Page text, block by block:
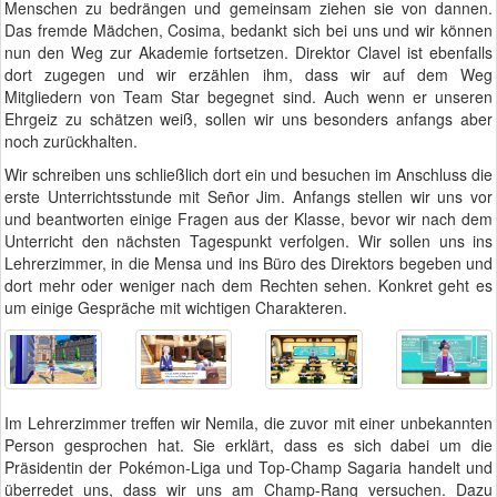
Menschen zu bedrängen und gemeinsam ziehen sie von dannen.
Das fremde Mädchen, Cosima, bedankt sich bei uns und wir können
nun den Weg zur Akademie fortsetzen. Direktor Clavel ist ebenfalls
dort zugegen und wir erzählen ihm, dass wir auf dem Weg
Mitgliedern von Team Star begegnet sind. Auch wenn er unseren
Ehrgeiz zu schätzen weiß, sollen wir uns besonders anfangs aber
noch zurückhalten.
Wir schreiben uns schließlich dort ein und besuchen im Anschluss die
erste Unterrichtsstunde mit Señor Jim. Anfangs stellen wir uns vor
und beantworten einige Fragen aus der Klasse, bevor wir nach dem
Unterricht den nächsten Tagespunkt verfolgen. Wir sollen uns ins
Lehrerzimmer, in die Mensa und ins Büro des Direktors begeben und
dort mehr oder weniger nach dem Rechten sehen. Konkret geht es
um einige Gespräche mit wichtigen Charakteren.
Im Lehrerzimmer treffen wir Nemila, die zuvor mit einer unbekannten
Person gesprochen hat. Sie erklärt, dass es sich dabei um die
Präsidentin der Pokémon-Liga und Top-Champ Sagaria handelt und
überredet uns, dass wir uns am Champ-Rang versuchen. Dazu